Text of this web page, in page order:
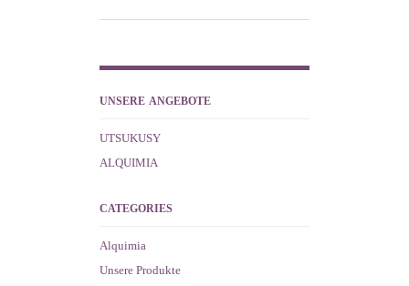
UNSERE ANGEBOTE
UTSUKUSY
ALQUIMIA
CATEGORIES
Alquimia
Unsere Produkte